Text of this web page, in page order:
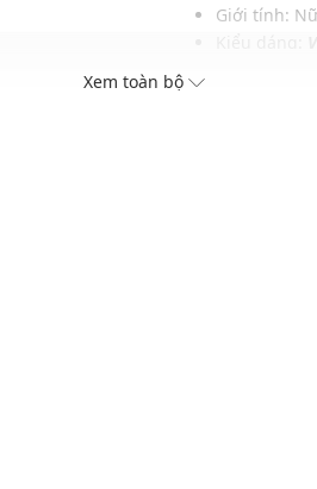
Giới tính: Nữ
Xem toàn bộ